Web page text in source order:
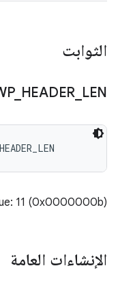
الثوابت
_ HEADER LEN
11 (0x0000000b)
الإنشاءات العامة